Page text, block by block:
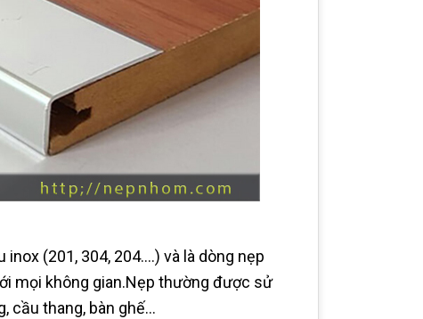
(201, 304, 204….) và là dòng nẹp
mọi không gian.Nẹp thường được sử
cầu thang, bàn ghế…